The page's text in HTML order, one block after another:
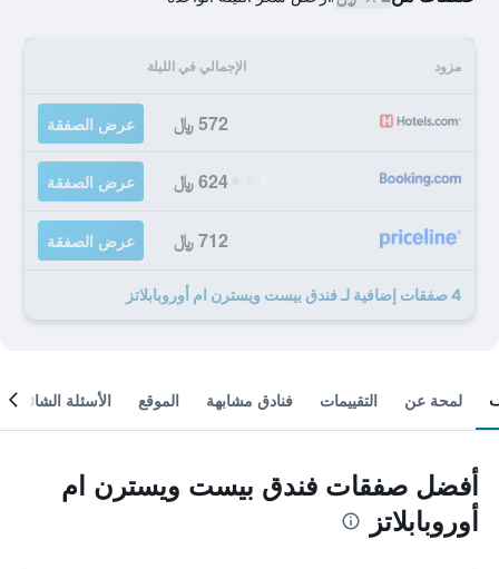
مزود الإجمالي في الليلة
572 ﷼ عرض الصفقة
624 ﷼ عرض الصفقة
712 ﷼ عرض الصفقة
4 صفقات إضافية لـ فندق بيست ويسترن ام أوروبابلاتز
لمحة عن التقييمات فنادق مشابهة الموقع الأسئلة الشائعة
أفضل صفقات فندق بيست ويسترن ام
أوروبابلاتز